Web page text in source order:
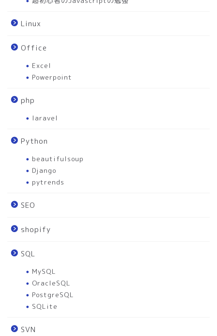
Linux
Office
Excel
Powerpoint
php
laravel
Python
beautifulsoup
Django
pytrends
SEO
shopify
SQL
MySQL
OracleSQL
PostgreSQL
SQLite
SVN